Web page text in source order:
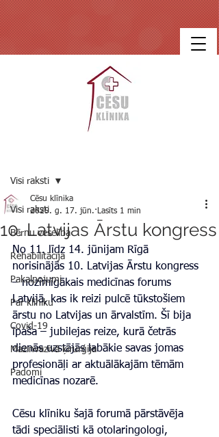
Visi raksti
Bērnu veselība
Rehabilitācija
Pakalpojumi
Par klīniku
Covid-19
Mazinvazīvā ķirurģija
Padomi
Visi raksti
10. Latvijas Ārstu kongress
Cēsu klīnika
2025. g. 17. jūn. Lasīts 1 min
No 11. līdz 14. jūnijam Rīgā
norisinājās 10. Latvijas Ārstu kongress
– nozīmīgākais medicīnas forums
Latvijā, kas ik reizi pulcē tūkstošiem
ārstu no Latvijas un ārvalstīm. Šī bija
īpaša – jubilejas reize, kurā četrās
dienās uzstājās labākie savas jomas
profesionāļi ar aktuālākajām tēmām
medicīnas nozarē.
Cēsu klīniku šajā forumā pārstāvēja
tādi speciālisti kā otolaringologi,